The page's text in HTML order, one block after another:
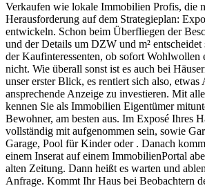
Verkaufen wie lokale Immobilien Profis, die
Herausforderung auf dem Strategieplan:
entwickeln. Schon beim Überfliegen der
und der Details um DZW und m²
der Kaufinteressenten, ob sofort Wohlwollen
nicht. Wie überall sonst ist es auch bei
unser erster Blick, es rentiert sich also,
ansprechende Anzeige zu investieren. Mit
kennen Sie als Immobilien Eigentümer
Bewohner, am besten aus. Im Exposé Ihres
vollständig mit aufgenommen sein, sowie
Garage, Pool für Kinder oder . Danach
einem Inserat auf einem ImmobilienPortal
alten Zeitung. Dann heißt es warten und
Anfrage. Kommt Ihr Haus bei Beobachtern